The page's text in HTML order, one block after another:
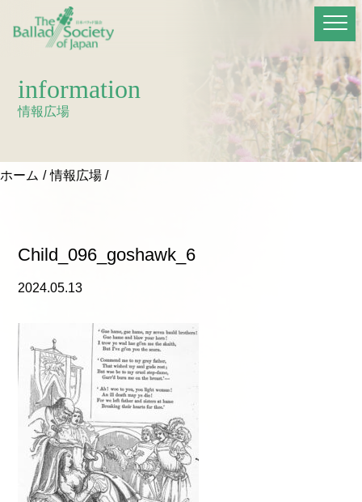
information
情報広場
ホーム 情報広場
Child_096_goshawk_6
2024.05.13